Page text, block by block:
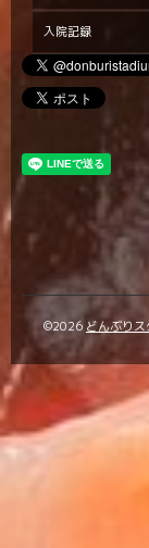
入院記録
©2026 どんぶり